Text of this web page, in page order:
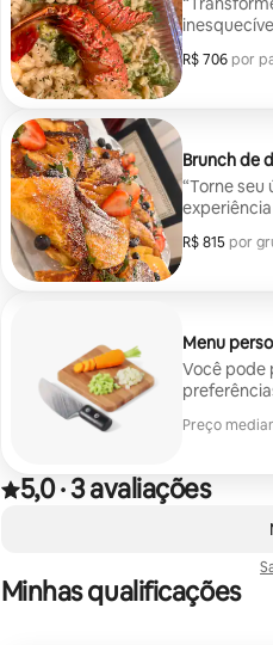
amor,
R$ 706 por
R$ 706 por
Brunch de
“Torne seu
por um
maneira
R$ 815 por
R$ 815 por
Menu
Você pode
Preço
Avaliado com 5,0 de 5 estrelas, de
5,0
, ·3 avaliações
Minhas qualificações